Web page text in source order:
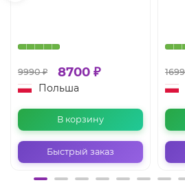
9990 ₽ 8700 ₽
Польша
В корзину
Быстрый заказ